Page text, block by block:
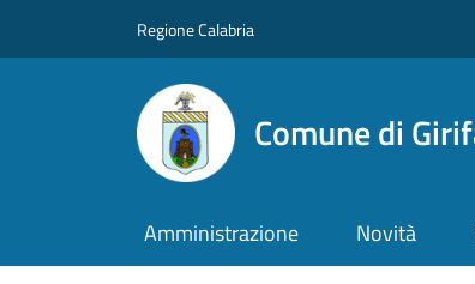
Regione Calabria
Comune di
Amministrazione Novità